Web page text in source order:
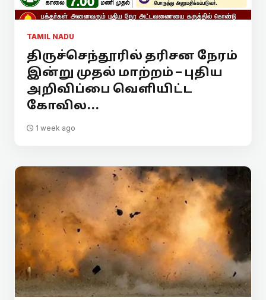
TAMIL NADU
திருச்செந்தூரில் தரிசன நேரம்
இன்று முதல் மாற்றம் – புதிய
அறிவிப்பை வெளியிட்ட
கோவில...
1 week ago